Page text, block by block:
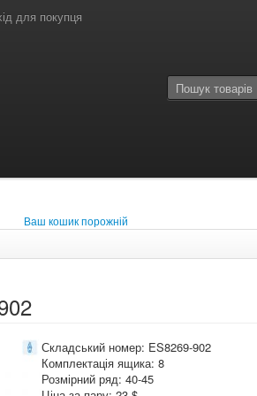
для покупця
Ваш кошик порожній
Складський номер: ES8269-902
Комплектація ящика: 8
Розмірний ряд: 40-45